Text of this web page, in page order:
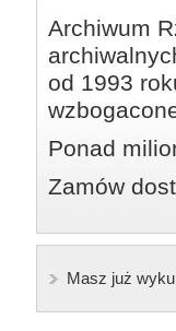
Archiwum
od 1993
Ponad
Zamów
Masz już